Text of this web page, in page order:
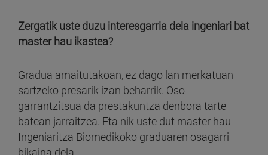
Zergatik uste duzu interesgarria dela ingeniari bat
master hau ikastea?
Gradua amaitutakoan, ez dago lan merkatuan
sartzeko presarik izan beharrik. Oso
garrantzitsua da prestakuntza denbora tarte
batean jarraitzea. Eta nik uste dut master hau
Ingeniaritza Biomedikoko graduaren osagarri
bikaina dela.